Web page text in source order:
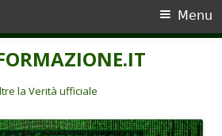
la Verità ufficiale
Menu